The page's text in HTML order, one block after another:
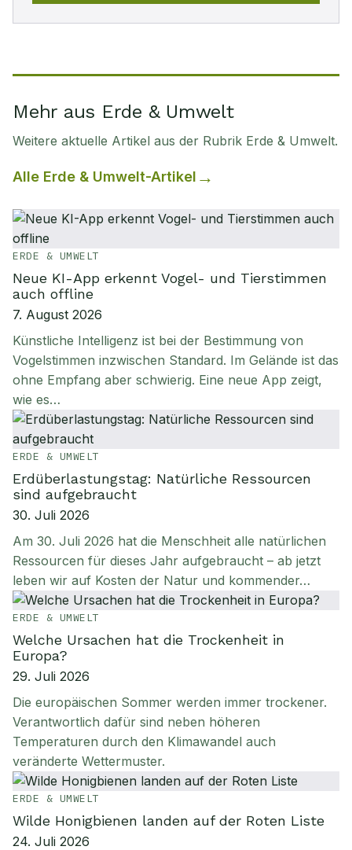
Mehr aus Erde & Umwelt
Weitere aktuelle Artikel aus der Rubrik Erde & Umwelt.
Alle Erde & Umwelt-Artikel
ERDE & UMWELT
Neue KI-App erkennt Vogel- und Tierstimmen
auch offline
7. August 2026
Künstliche Intelligenz ist bei der Bestimmung von
Vogelstimmen inzwischen Standard. Im Gelände ist das
ohne Empfang aber schwierig. Eine neue App zeigt,
wie es…
ERDE & UMWELT
Erdüberlastungstag: Natürliche Ressourcen
sind aufgebraucht
30. Juli 2026
Am 30. Juli 2026 hat die Menschheit alle natürlichen
Ressourcen für dieses Jahr aufgebraucht – ab jetzt
leben wir auf Kosten der Natur und kommender…
ERDE & UMWELT
Welche Ursachen hat die Trockenheit in
Europa?
29. Juli 2026
Die europäischen Sommer werden immer trockener.
Verantwortlich dafür sind neben höheren
Temperaturen durch den Klimawandel auch
veränderte Wettermuster.
ERDE & UMWELT
Wilde Honigbienen landen auf der Roten Liste
24. Juli 2026